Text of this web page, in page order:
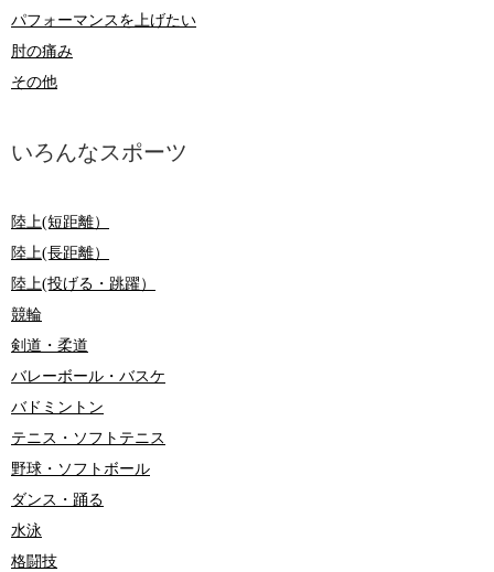
パフォーマンスを上げたい
肘の痛み
その他
いろんなスポーツ
陸上(短距離）
陸上(長距離）
陸上(投げる・跳躍）
競輪
剣道・柔道
バレーボール・バスケ
バドミントン
テニス・ソフトテニス
野球・ソフトボール
ダンス・踊る
水泳
格闘技